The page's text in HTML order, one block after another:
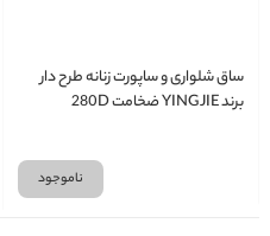
ساق شلواری و ساپورت زنانه طرح دار
برند YINGJIE ضخامت 280D
ناموجود